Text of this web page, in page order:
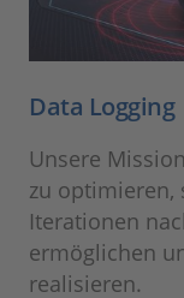
Data Logging
Unsere
zu optimieren,
Iterationen
ermöglichen
realisieren.